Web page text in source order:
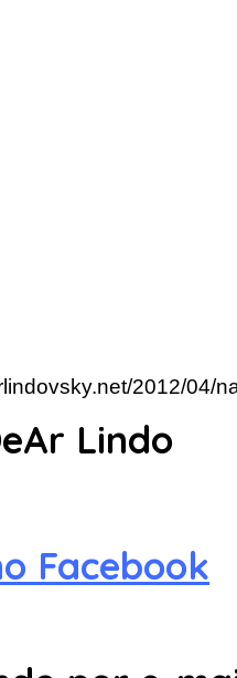
2012/04/
Lindo
Facebook